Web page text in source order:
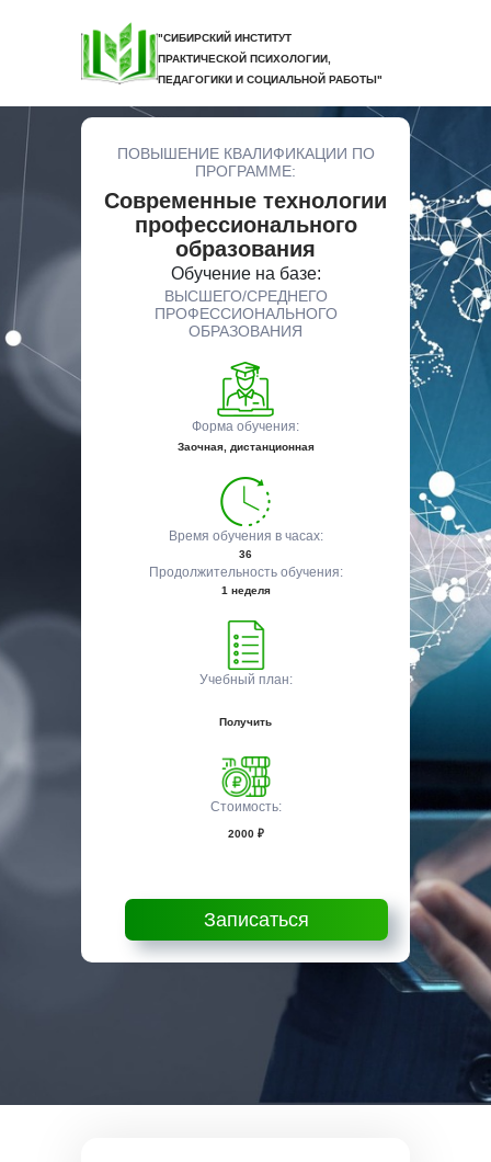
"СИБИРСКИЙ ИНСТИТУТ
ПРАКТИЧЕСКОЙ ПСИХОЛОГИИ,
ПЕДАГОГИКИ И СОЦИАЛЬНОЙ РАБОТЫ"
ПОВЫШЕНИЕ КВАЛИФИКАЦИИ ПО
ПРОГРАММЕ:
Современные технологии
профессионального
образования
Обучение на базе:
ВЫСШЕГО/СРЕДНЕГО
ПРОФЕССИОНАЛЬНОГО
ОБРАЗОВАНИЯ
Форма обучения:
Заочная, дистанционная
Время обучения в часах:
36
Продолжительность обучения:
1 неделя
Учебный план:
Получить
Стоимость:
2000 ₽
Записаться